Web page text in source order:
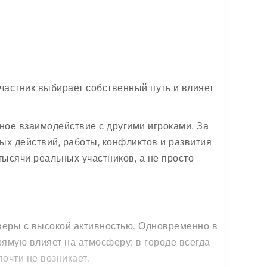
выбирает собственный путь и влияет
взаимодействие с другими игроками. За
действий, работы, конфликтов и развития
реальных участников, а не просто
с высокой активностью. Одновременно в
влияет на атмосферу: в городе всегда
не возникает.